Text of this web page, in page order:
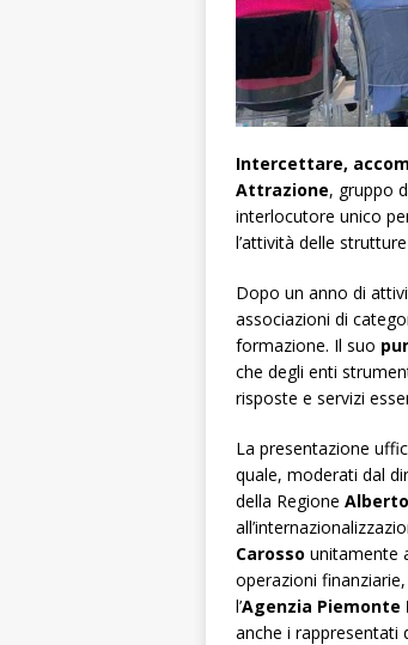
Intercettare,
Attrazione, gruppo
interlocutore unico
l’attività delle
Dopo un anno di
associazioni di
formazione. Il suo
che degli enti
risposte e servizi
La presentazione
quale, moderati dal
della Regione
Carosso unitamente
operazioni finanziarie,
l’Agenzia Piemonte
anche i rappresentati